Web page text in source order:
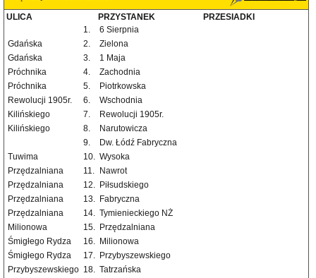
ULICA PRZYSTANEK
PRZESIADKI
1.
6 Sierpnia
Gdańska
2.
Zielona
Gdańska
3.
1 Maja
Próchnika
4.
Zachodnia
Próchnika
5.
Piotrkowska
Rewolucji 1905r.
6.
Wschodnia
Kilińskiego
7.
Rewolucji 1905r.
Kilińskiego
8.
Narutowicza
9.
Dw. Łódź Fabryczna
Tuwima
10. Wysoka
Przędzalniana
11.
Nawrot
Przędzalniana
12. Piłsudskiego
Przędzalniana
13. Fabryczna
Przędzalniana
14. Tymienieckiego NŻ
Milionowa
15. Przędzalniana
Śmigłego Rydza
16. Milionowa
Śmigłego Rydza
17. Przybyszewskiego
Przybyszewskiego 18. Tatrzańska